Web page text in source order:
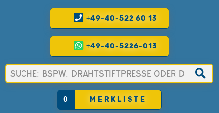
+49-40-522 60 13
+49-40-5226-013
0 MERKLISTE